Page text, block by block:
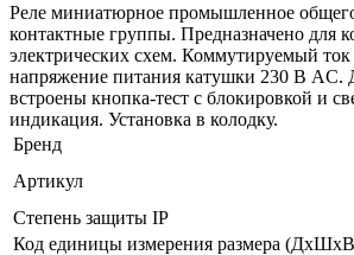
Реле миниатюрное промышленное
контактные группы. Предназначено для
электрических схем. Коммутируемый ток
напряжение питания катушки 230 В AС.
встроены кнопка-тест с блокировкой и
индикация. Установка в колодку.
Бренд
Артикул
Степень защиты IP
Код единицы измерения размера